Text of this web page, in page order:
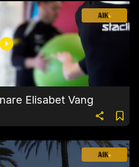
Elisabet Vang